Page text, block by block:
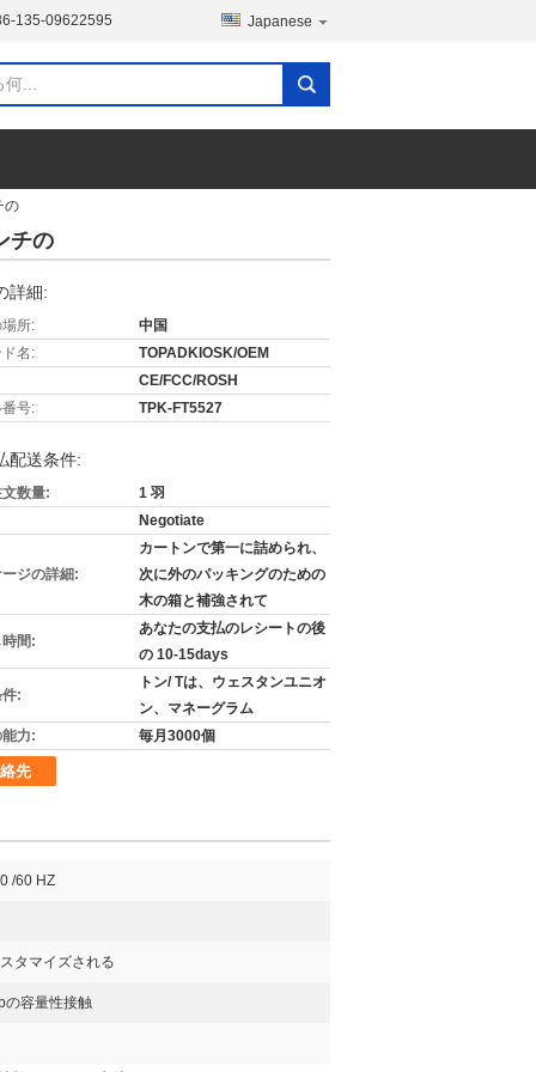
135-09622595 Japanese
の
チの
詳細:
所:
中国
名:
TOPADKIOSK/OEM
CE/FCC/ROSH
号:
TPK-FT5527
配送条件:
数量:
1 羽
Negotiate
ジの詳細:
カートンで第一に詰められ、
次に外のパッキングのための
木の箱と補強されて
間:
あなたの支払のレシートの後
の 10-15days
:
トン/ Tは、ウェスタンユニオ
ン、マネーグラム
力:
毎月3000個
先
/60 HZ
タマイズされる
の容量性接触